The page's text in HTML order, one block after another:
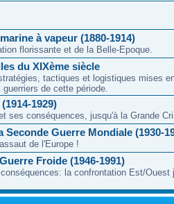
à vapeur (1880-1914)
florissante et de la Belle-Epoque.
du XIXème siècle
tactiques et logistiques mises
de cette période.
1929)
ses conséquences, jusqu'à la Grande
Seconde Guerre Mondiale (1930-
de l'Europe !
Froide (1946-1991)
la confrontation Est/Ouest